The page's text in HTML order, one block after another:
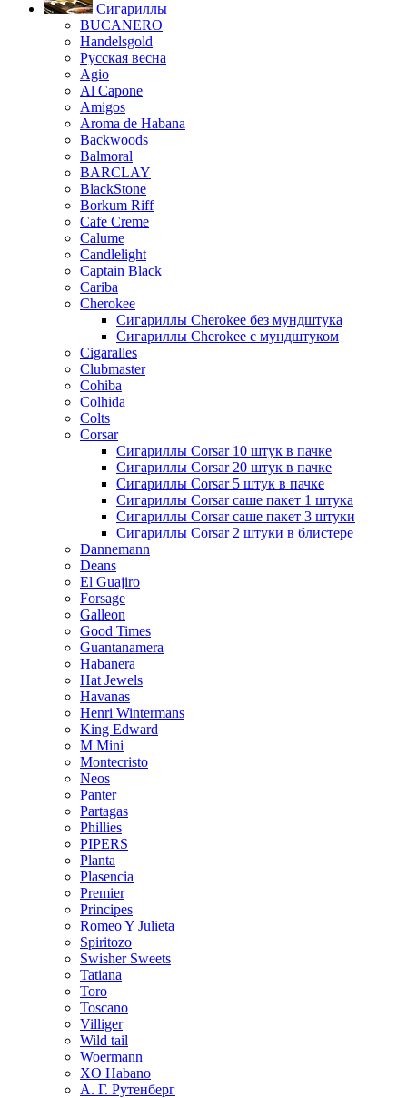
Сигариллы
BUCANERO
Handelsgold
Русская весна
Agio
Al Capone
Amigos
Aroma de Habana
Backwoods
Balmoral
BARCLAY
BlackStone
Borkum Riff
Cafe Creme
Calume
Candlelight
Captain Black
Cariba
Cherokee
Сигариллы Cherokee без мундштука
Сигариллы Cherokee с мундштуком
Cigaralles
Clubmaster
Cohiba
Colhida
Colts
Corsar
Сигариллы Corsar 10 штук в пачке
Сигариллы Corsar 20 штук в пачке
Сигариллы Corsar 5 штук в пачке
Сигариллы Corsar саше пакет 1 штука
Сигариллы Corsar саше пакет 3 штуки
Сигариллы Corsar 2 штуки в блистере
Dannemann
Deans
El Guajiro
Forsage
Galleon
Good Times
Guantanamera
Habanera
Hat Jewels
Havanas
Henri Wintermans
King Edward
M Mini
Montecristo
Neos
Panter
Partagas
Phillies
PIPERS
Planta
Plasencia
Premier
Principes
Romeo Y Julieta
Spiritozo
Swisher Sweets
Tatiana
Toro
Toscano
Villiger
Wild tail
Woermann
XO Habano
А. Г. Рутенберг